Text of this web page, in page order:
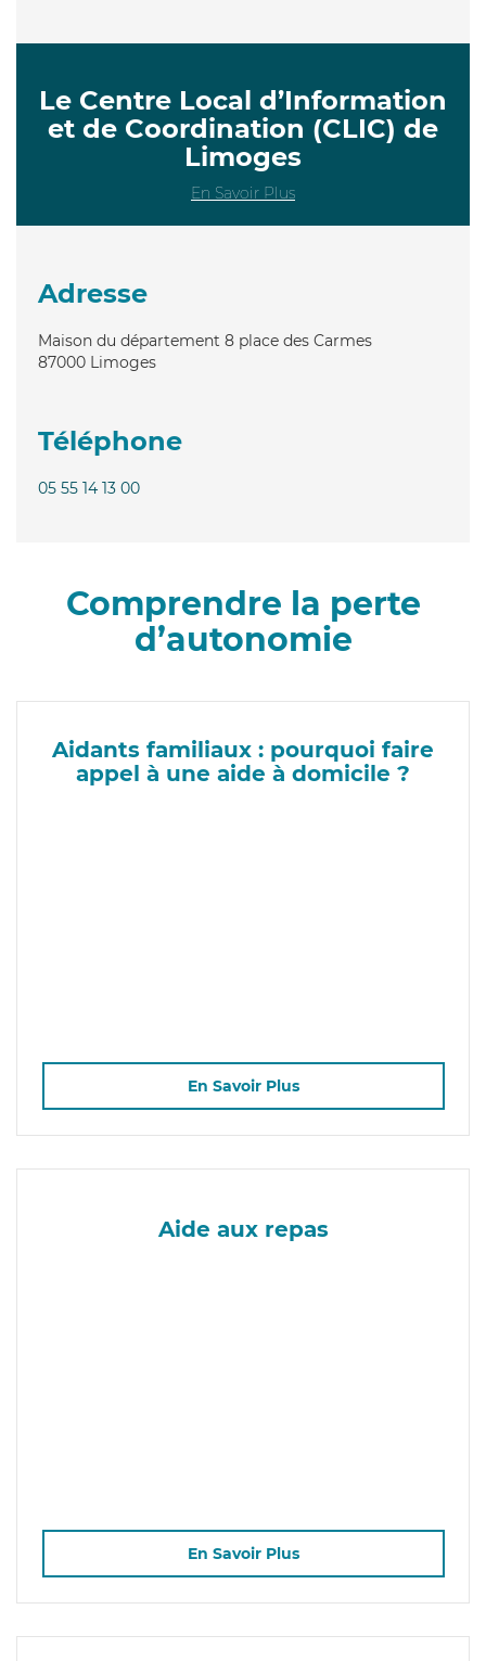
Le Centre Local d’Information
et de Coordination (CLIC) de
Limoges
En Savoir Plus
Adresse
Maison du département 8 place des Carmes
87000 Limoges
Téléphone
05 55 14 13 00
Comprendre la perte
d’autonomie
Aidants familiaux : pourquoi faire
appel à une aide à domicile ?
En Savoir Plus
Aide aux repas
En Savoir Plus